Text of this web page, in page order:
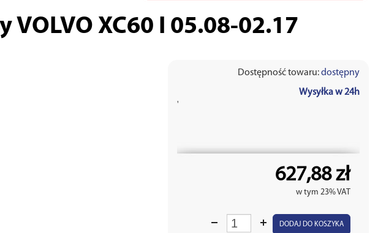
XC60 I 05.08-02.17
Dostępność towaru:dostępny
Wysyłka w 24h
'
627,88 zł
w tym 23% VAT
DODAJ DO KOSZYKA